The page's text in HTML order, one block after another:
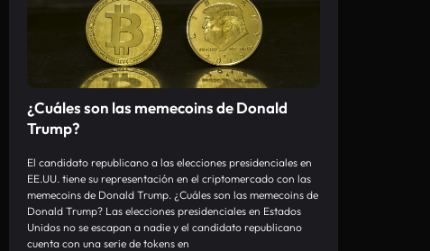
¿Cuáles son las memecoins de Donald
Trump?
El candidato republicano a las elecciones presidenciales en
EE.UU. tiene su representación en el criptomercado con las
memecoins de Donald Trump. ¿Cuáles son las memecoins de
Donald Trump? Las elecciones presidenciales en Estados
Unidos no se escapan a nadie y el candidato republicano
cuenta con una serie de tokens en